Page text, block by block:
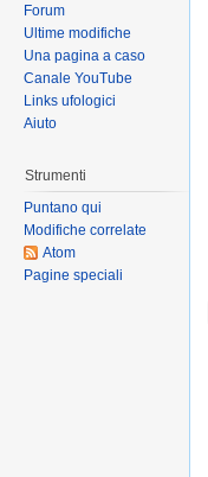
Forum
Ultime modifiche
Una pagina a caso
Canale YouTube
Links ufologici
Aiuto
Strumenti
Puntano qui
Modifiche correlate
Atom
Pagine speciali